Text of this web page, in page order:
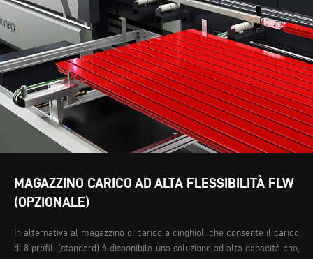
MAGAZZINO CARICO AD ALTA FLESSIBILITÀ FLW
(OPZIONALE)
In alternativa al magazzino di carico a cinghioli che consente il carico
di 8 profili (standard) è disponibile una soluzione ad alta capacità che,